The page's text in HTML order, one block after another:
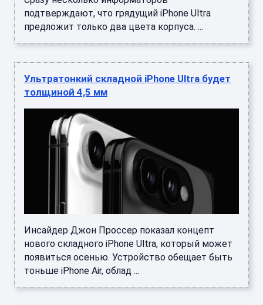
подтверждают, что грядущий iPhone Ultra
предложит только два цвета корпуса. ...
Ультратонкий складной iPhone Ultra будет
толщиной 4,5 мм
Инсайдер Джон Проссер показал концепт
нового складного iPhone Ultra, который может
появиться осенью. Устройство обещает быть
тоньше iPhone Air, облад ...